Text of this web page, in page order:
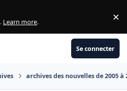
Learn more. ×
Se connecter
archives des nouvelles de 2005 à